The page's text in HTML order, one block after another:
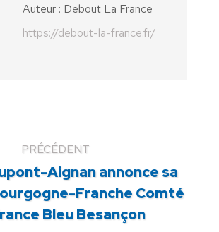
Auteur : Debout La France
https://debout-la-france.fr/
PRÉCÉDENT
Article
précédent
:
Aignan annonce sa
Franche Comté
Bleu Besançon